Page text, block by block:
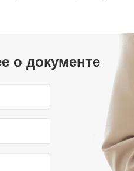
о документе